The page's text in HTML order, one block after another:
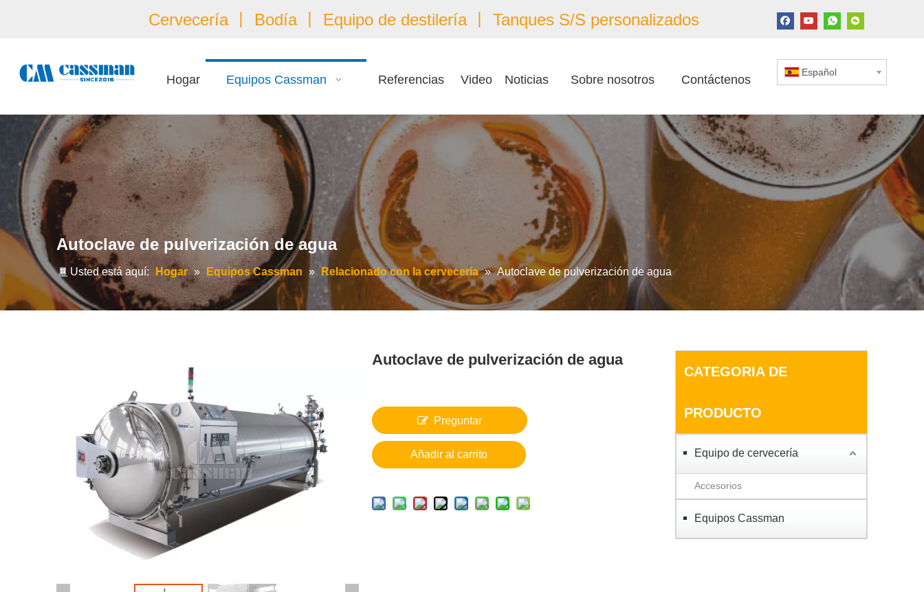
Cervecería 丨 Bodía 丨 Equipo de destilería 丨 Tanques S/S personalizados
Hogar Equipos Cassman Referencias Video Noticias Sobre nosotros Contáctenos
Español
Autoclave de pulverización de agua
Usted está aquí: Hogar » Equipos Cassman » Relacionado con la cervecería » Autoclave de pulverización de agua
Autoclave de pulverización de agua
Preguntar
Añadir al carrito
CATEGORIA DE
PRODUCTO
Equipo de cervecería
Accesorios
Equipos Cassman